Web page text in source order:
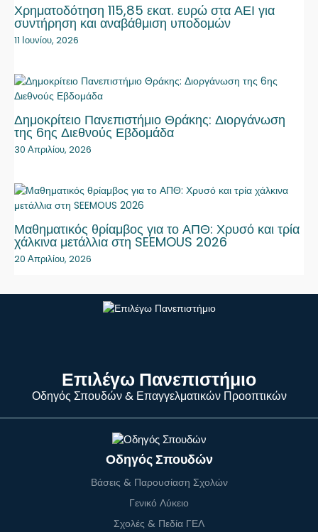
Χρηματοδότηση 115,85 εκατ. ευρώ στα ΑΕΙ για
συντήρηση και αναβάθμιση υποδομών
11 Ιουνίου, 2026
Δημοκρίτειο Πανεπιστήμιο Θράκης: Διοργάνωση
της 6ης Διεθνούς Εβδομάδα
30 Απριλίου, 2026
Μαθηματικός θρίαμβος για το ΑΠΘ: Χρυσό και τρία
χάλκινα μετάλλια στη SEEMOUS 2026
20 Απριλίου, 2026
Επιλέγω Πανεπιστήμιο
Οδηγός Σπουδών & Επαγγελματικών Προοπτικών
Οδηγός Σπουδών
Βάσεις & Παρουσίαση Σχολών
Γενικό Λύκειο
Σχολές & Πεδία ΓΕΛ